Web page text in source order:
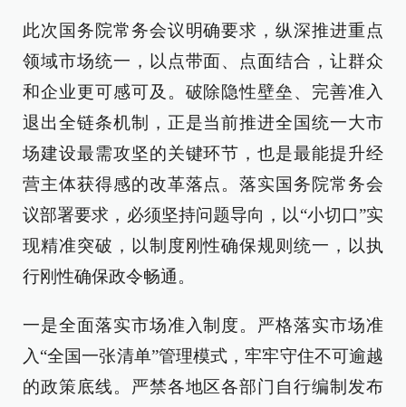
此次国务院常务会议明确要求，纵深推进重点
领域市场统一，以点带面、点面结合，让群众
和企业更可感可及。破除隐性壁垒、完善准入
退出全链条机制，正是当前推进全国统一大市
场建设最需攻坚的关键环节，也是最能提升经
营主体获得感的改革落点。落实国务院常务会
议部署要求，必须坚持问题导向，以“小切口”实
现精准突破，以制度刚性确保规则统一，以执
行刚性确保政令畅通。
一是全面落实市场准入制度。严格落实市场准
入“全国一张清单”管理模式，牢牢守住不可逾越
的政策底线。严禁各地区各部门自行编制发布